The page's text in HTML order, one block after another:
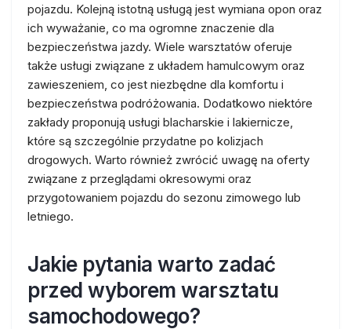
pojazdu. Kolejną istotną usługą jest wymiana opon oraz
ich wyważanie, co ma ogromne znaczenie dla
bezpieczeństwa jazdy. Wiele warsztatów oferuje
także usługi związane z układem hamulcowym oraz
zawieszeniem, co jest niezbędne dla komfortu i
bezpieczeństwa podróżowania. Dodatkowo niektóre
zakłady proponują usługi blacharskie i lakiernicze,
które są szczególnie przydatne po kolizjach
drogowych. Warto również zwrócić uwagę na oferty
związane z przeglądami okresowymi oraz
przygotowaniem pojazdu do sezonu zimowego lub
letniego.
Jakie pytania warto zadać
przed wyborem warsztatu
samochodowego?